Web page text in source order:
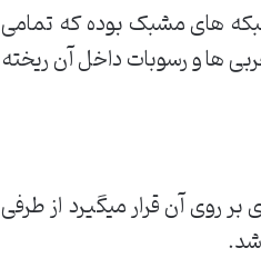
های مشبک بوده که تمامی
ها و رسوبات داخل آن ریخته
روی آن قرار میگیرد از طرفی